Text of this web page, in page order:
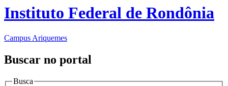
Instituto Federal de Rondônia
Campus Ariquemes
Buscar no portal
Busca